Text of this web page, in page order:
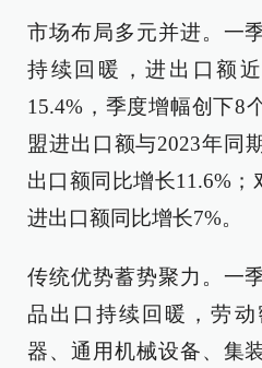
市场布局多元并进。一
持续回暖，进出口额
15.4%，季度增幅创下8
盟进出口额与2023年同
出口额同比增长11.6%；
进出口额同比增长7%。
传统优势蓄势聚力。一
品出口持续回暖，劳
器、通用机械设备、集